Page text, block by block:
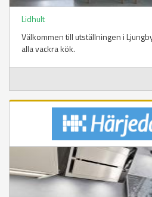
Lidhult
Välkommen till utställningen i
alla vackra kök.